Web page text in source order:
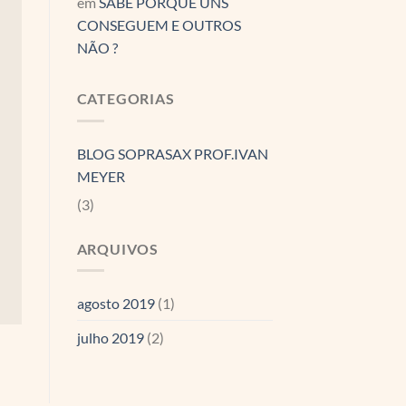
CONSEGUEM E OUTROS
NÃO ?
CATEGORIAS
BLOG SOPRASAX PROF.IVAN
MEYER
(3)
ARQUIVOS
agosto 2019(1)
julho 2019(2)